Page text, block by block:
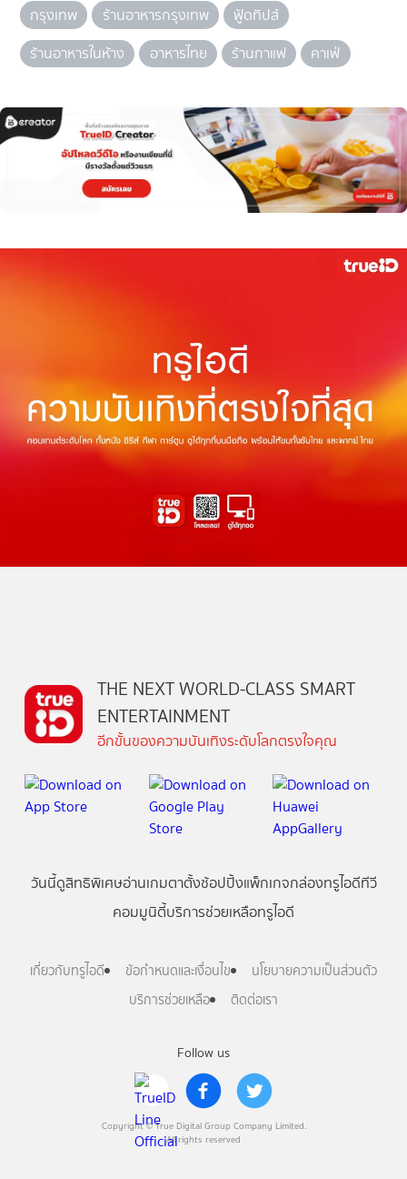
กรุงเทพ
ร้านอาหารกรุงเทพ
ฟู้ดทิปส์
ร้านอาหารในห้าง
อาหารไทย ร้านกาแฟ คาเฟ่
Follow us
Copyright © True Digital Group Company Limited.
All rights reserved
THE NEXT WORLD-CLASS SMART
ENTERTAINMENT
อีกขั้นของความบันเทิงระดับโลกตรงใจคุณ
วันนี้ดูสิทธิพิเศษอ่านเกมตาตั้งช้อปปิ้งแพ็กเกจกล่องทรูไอดีทีวี
คอมมูนิตี้บริการช่วยเหลือทรูไอดี
เกี่ยวกับทรูไอดี ข้อกำหนดและเงื่อนไข
นโยบายความเป็นส่วนตัว
บริการช่วยเหลือ
ติดต่อเรา